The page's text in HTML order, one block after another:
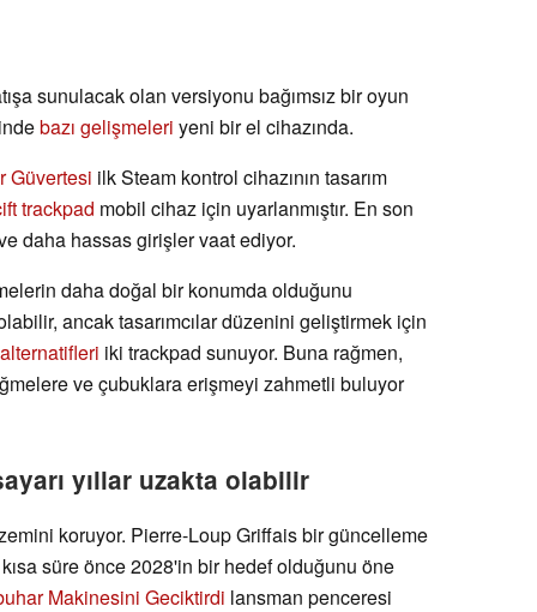
sunulacak olan versiyonu bağımsız bir oyun
bazı gelişmeleri yeni bir el cihazında.
Güvertesi ilk Steam kontrol cihazının tasarım
trackpad mobil cihaz için uyarlanmıştır. En son
daha hassas girişler vaat ediyor.
daha doğal bir konumda olduğunu
ancak tasarımcılar düzenini geliştirmek için
iki trackpad sunuyor. Buna rağmen,
ve çubuklara erişmeyi zahmetli buluyor
yıllar uzakta olabilir
koruyor. Pierre-Loup Griffais bir güncelleme
süre önce 2028'in bir hedef olduğunu öne
Makinesini Geciktirdi lansman penceresi